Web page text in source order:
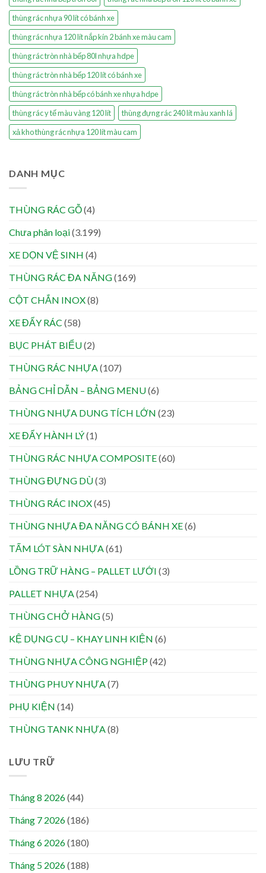
thùng rác nhựa 90 lít có bánh xe
thùng rác nhựa 120 lít nắp kín 2 bánh xe màu cam
thùng rác tròn nhà bếp 80l nhựa hdpe
thùng rác tròn nhà bếp 120 lít có bánh xe
thùng rác tròn nhà bếp có bánh xe nhựa hdpe
thùng rác y tế màu vàng 120 lít
thùng đựng rác 240 lít màu xanh lá
xả kho thùng rác nhựa 120 lít màu cam
DANH MỤC
THÙNG RÁC GỖ(4)
Chưa phân loại(3.199)
XE DỌN VỆ SINH (4)
THÙNG RÁC ĐA NĂNG(169)
CỘT CHẮN INOX(8)
XE ĐẨY RÁC (58)
BỤC PHÁT BIỂU(2)
THÙNG RÁC NHỰA (107)
BẢNG CHỈ DẪN – BẢNG MENU(6)
THÙNG NHỰA DUNG TÍCH LỚN (23)
XE ĐẨY HÀNH LÝ(1)
THÙNG RÁC NHỰA COMPOSITE(60)
THÙNG ĐỰNG DÙ(3)
THÙNG RÁC INOX(45)
THÙNG NHỰA ĐA NĂNG CÓ BÁNH XE(6)
TẤM LÓT SÀN NHỰA (61)
LỒNG TRỮ HÀNG – PALLET LƯỚI (3)
PALLET NHỰA (254)
THÙNG CHỞ HÀNG(5)
KỆ DỤNG CỤ – KHAY LINH KIỆN (6)
THÙNG NHỰA CÔNG NGHIỆP(42)
THÙNG PHUY NHỰA (7)
PHỤ KIỆN (14)
THÙNG TANK NHỰA (8)
LƯU TRỮ
Tháng 8 2026(44)
Tháng 7 2026(186)
Tháng 6 2026(180)
Tháng 5 2026(188)